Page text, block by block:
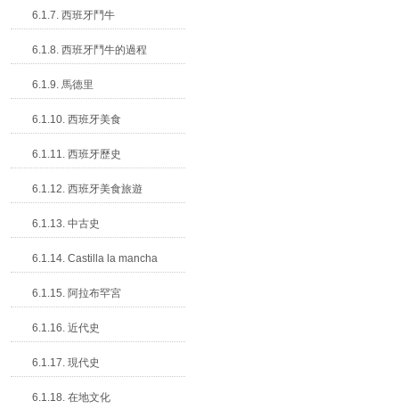
6.1.7. 西班牙鬥牛
6.1.8. 西班牙鬥牛的過程
6.1.9. 馬德里
6.1.10. 西班牙美食
6.1.11. 西班牙歷史
6.1.12. 西班牙美食旅遊
6.1.13. 中古史
6.1.14. Castilla la mancha
6.1.15. 阿拉布罕宮
6.1.16. 近代史
6.1.17. 現代史
6.1.18. 在地文化